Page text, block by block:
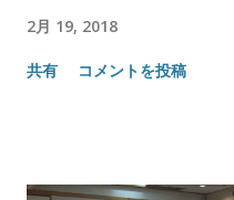
2月 19, 2018
共有 コメントを投稿